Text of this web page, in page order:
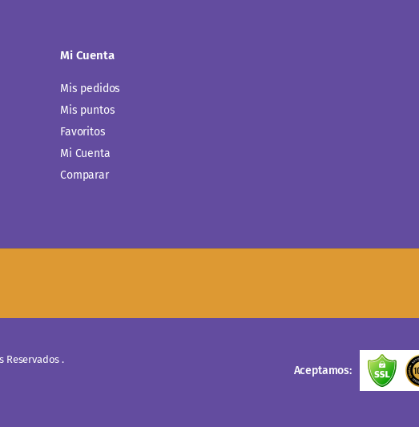
Mi Cuenta
Mis pedidos
Mis puntos
Favoritos
Mi Cuenta
Comparar
Reservados .
Aceptamos: